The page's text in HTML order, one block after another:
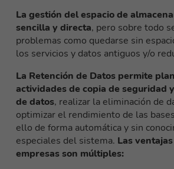
La gestión del espacio de
sencilla y directa, pero sobre todo
problemas como quedarse sin
los servicios y datos antiguos y/o
La Retención de Datos permite
actividades de copia de seguridad
de datos, realizar la eliminación de
optimizar el rendimiento de las
ello de forma automática y sin
especiales del sistema. Las
empresas son múltiples: